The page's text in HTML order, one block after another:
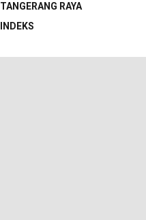
TANGERANG RAYA
INDEKS